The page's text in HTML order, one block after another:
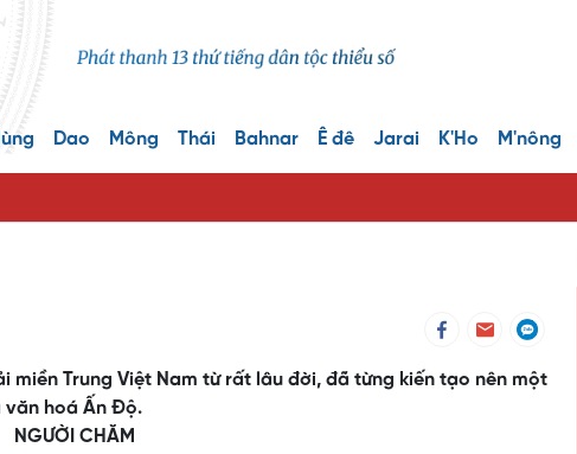
Dao Mông Thái Bahnar Ê đê Jarai K'Ho M'nông
miền Trung Việt Nam từ rất lâu đời, đã từng kiến tạo nên một
văn hoá Ấn Ðộ.
NGƯỜI CHĂM